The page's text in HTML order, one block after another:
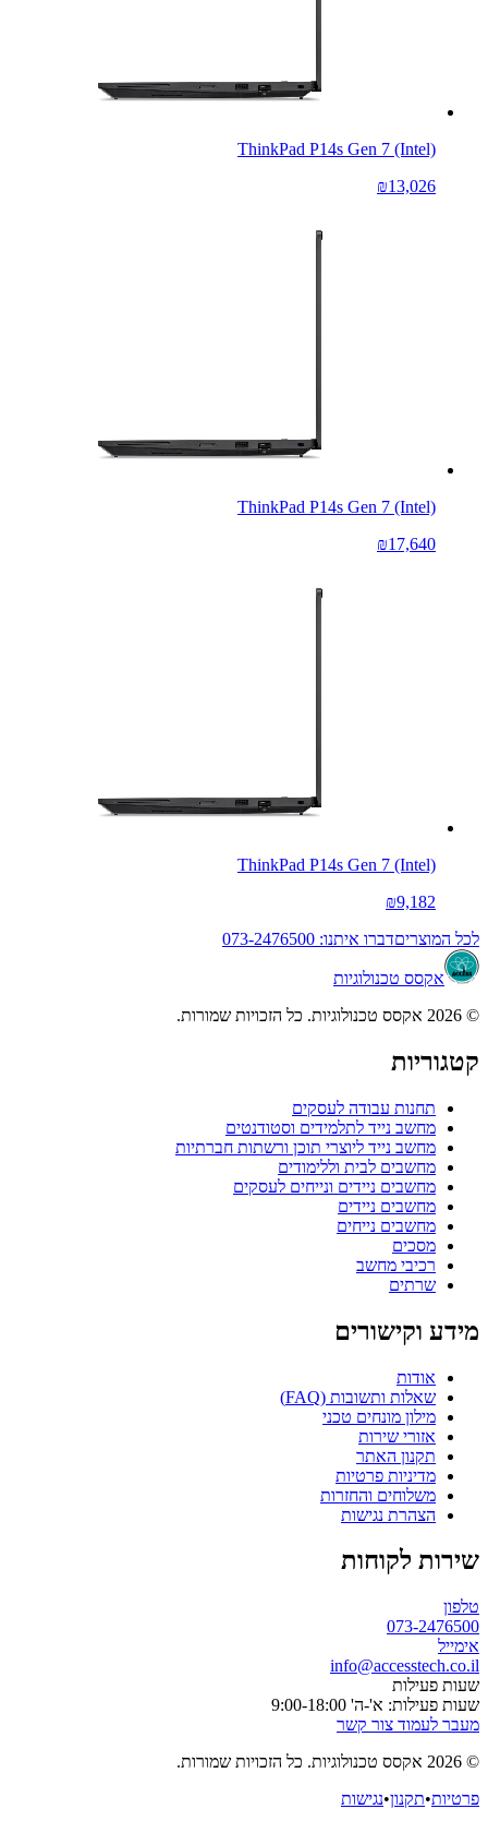
ThinkPad P14s Gen 7 (Intel)
₪13,026
ThinkPad P14s Gen 7 (Intel)
₪17,640
ThinkPad P14s Gen 7 (Intel)
₪9,182
לכל המוצריםדברו איתנו: 073-2476500
אקסס טכנולוגיות
© 2026 אקסס טכנולוגיות. כל הזכויות שמורות.
קטגוריות
תחנות עבודה לעסקים
מחשב נייד לתלמידים וסטודנטים
מחשב נייד ליוצרי תוכן ורשתות חברתיות
מחשבים לבית וללימודים
מחשבים ניידים ונייחים לעסקים
מחשבים ניידים
מחשבים נייחים
מסכים
רכיבי מחשב
שרתים
מידע וקישורים
אודות
שאלות ותשובות (FAQ)
מילון מונחים טכני
אזורי שירות
תקנון האתר
מדיניות פרטיות
משלוחים והחזרות
הצהרת נגישות
שירות לקוחות
טלפון
073-2476500
אימייל
info@accesstech.co.il
שעות פעילות
שעות פעילות: א'-ה' 9:00-18:00
מעבר לעמוד צור קשר
© 2026 אקסס טכנולוגיות. כל הזכויות שמורות.
פרטיות•תקנון•נגישות